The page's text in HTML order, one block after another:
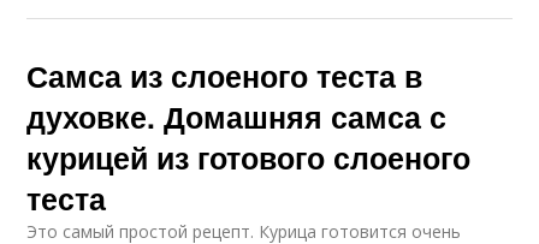
Самса из слоеного теста в
духовке. Домашняя самса с
курицей из готового слоеного
теста
Это самый простой рецепт. Курица готовится очень